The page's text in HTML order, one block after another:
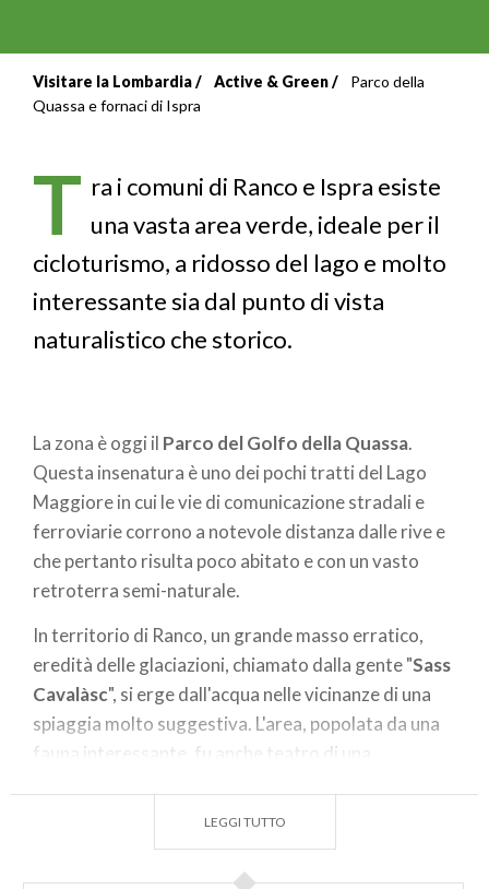
Briciole
pane
Visitare la Lombardia Active & Green
Parco della
Quassa e fornaci di Ispra
T ra i comuni di Ranco e Ispra esiste
una vasta area verde, ideale per il
cicloturismo, a ridosso del lago e molto
interessante sia dal punto di vista
naturalistico che storico.
La zona è oggi il Parco del Golfo della Quassa.
Questa insenatura è uno dei pochi tratti del Lago
Maggiore in cui le vie di comunicazione stradali e
ferroviarie corrono a notevole distanza dalle rive e
che pertanto risulta poco abitato e con un vasto
retroterra semi-naturale.
In territorio di Ranco, un grande masso erratico,
eredità delle glaciazioni, chiamato dalla gente "Sass
Cavalàsc", si erge dall'acqua nelle vicinanze di una
spiaggia molto suggestiva. L'area, popolata da una
fauna interessante, fu anche teatro di una
il territorio che aveva Angera e la sua Rocca tra i
LEGGI TUTTO